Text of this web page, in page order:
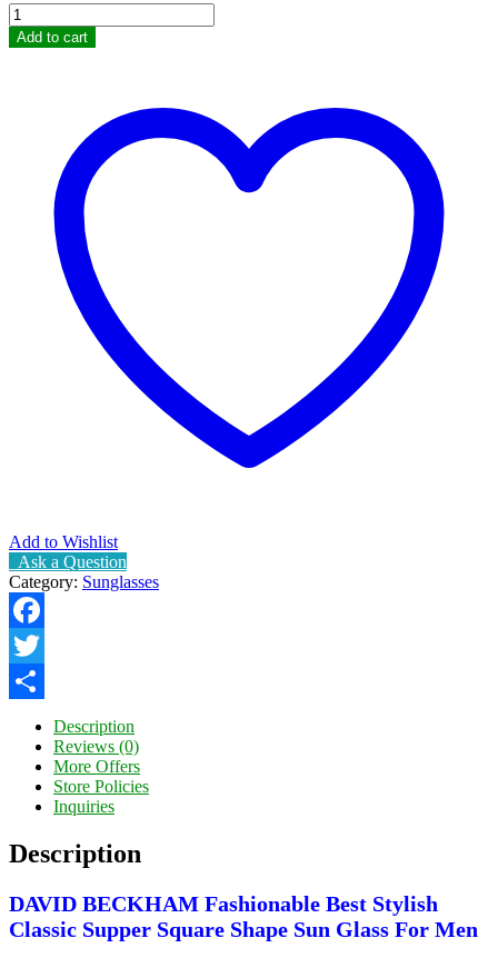
DAVID
BECKHAM
Fashionable
quantity
Add to cart
Add to Wishlist
Ask a Question
Category: Sunglasses
Facebook
Twitter
Description
Reviews (0)
More Offers
Store Policies
Inquiries
Description
DAVID BECKHAM Fashionable Best Stylish
Classic Supper Square Shape Sun Glass For Men